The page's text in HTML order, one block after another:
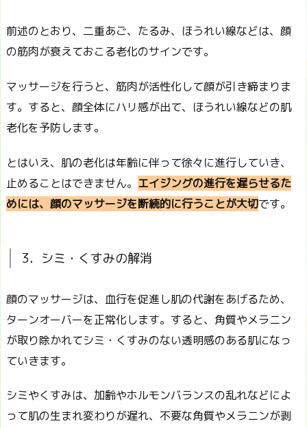
前述のとおり、二重あご、たるみ、ほうれい線などは、顔
の筋肉が衰えておこる老化のサインです。
マッサージを行うと、筋肉が活性化して顔が引き締まりま
す。すると、顔全体にハリ感が出て、ほうれい線などの肌
老化を予防します。
とはいえ、肌の老化は年齢に伴って徐々に進行していき、
止めることはできません。 エイジングの進行を遅らせるた
めには、顔のマッサージを断続的に行うことが大切です。
3．シミ・くすみの解消
顔のマッサージは、血行を促進し肌の代謝をあげるため、
ターンオーバーを正常化します。すると、角質やメラニン
が取り除かれてシミ・くすみのない透明感のある肌になっ
ていきます。
シミやくすみは、加齢やホルモンバランスの乱れなどによ
って肌の生まれ変わりが遅れ、不要な角質やメラニンが剥